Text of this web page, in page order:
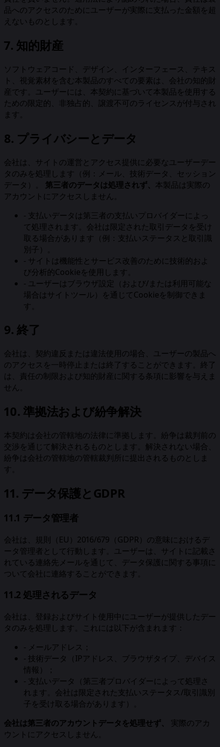
品へのアクセスのためにユーザーが実際に支払った金額を超
えないものとします。
7. 知的財産
ソフトウェアコード、デザイン、インターフェース、テキス
ト、視覚素材を含む本製品のすべての要素は、会社の知的財
産です。ユーザーには、本契約に基づいて本製品を使用する
ための限定的、非独占的、譲渡不可のライセンスが付与され
ます。
8. プライバシーとデータ
会社は、サイトの運営とアクセス提供に必要なユーザーデー
タのみを処理します（例：メール、技術データ、セッション
データ）。 第三者のデータは処理されず、 本製品は実際の
アカウントにアクセスしません。
- 支払いデータは第三者の支払いプロバイダーによっ
て処理されます。会社は限定された取引データを受け
取る場合があります（例：支払いステータスと取引識
別子）。
- サイトは機能性とサービス改善のために技術的およ
び分析的Cookieを使用します。
- ユーザーはブラウザ設定（および/または利用可能な
場合はサイトツール）を通じてCookieを制御できま
す。
9. 終了
会社は、契約違反または違法使用の場合、ユーザーの製品へ
のアクセスを一時停止または終了することができます。終了
は、責任の制限および知的財産に関する条項に影響を与えま
せん。
10. 準拠法および紛争解決
本契約は会社の管轄地の法律に準拠します。紛争は裁判前の
交渉を通じて解決されるものとします。解決されない場合、
紛争は会社の管轄地の管轄裁判所に提出されるものとしま
す。
11. データ保護とGDPR
11.1 データ管理者
会社は、規則（EU）2016/679（GDPR）の意味におけるデ
ータ管理者として行動します。ユーザーは、サイトに記載さ
れている連絡先メールを通じて、データ保護に関する事項に
ついて会社に連絡することができます。
11.2 処理されるデータ
会社は、登録およびサイト使用中にユーザーが提供したデー
タのみを処理します。これには以下が含まれます：
- メールアドレス；
- 技術データ（IPアドレス、ブラウザタイプ、デバイス
情報）；
- 支払いデータ（第三者プロバイダーによって処理さ
れます。会社は限定された支払いステータス/取引識別
子を受け取る場合があります）。
会社は第三者のアカウントデータを処理せず、
実際のアカ
ウントにアクセスしません。